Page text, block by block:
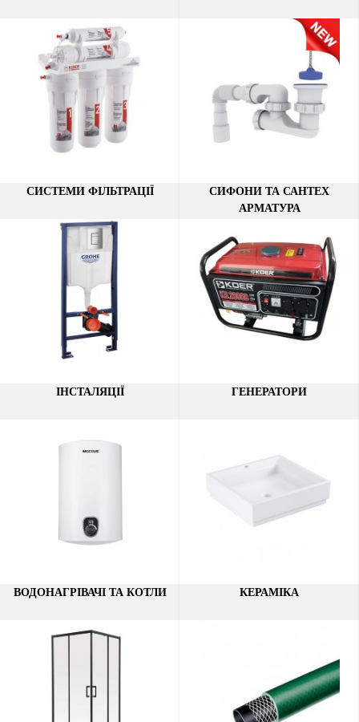
СИСТЕМИ ФІЛЬТРАЦІЇ
СИФОНИ ТА САНТЕХ
АРМАТУРА
ІНСТАЛЯЦІЇ ГЕНЕРАТОРИ
ВОДОНАГРІВАЧІ ТА КОТЛИ КЕРАМІКА